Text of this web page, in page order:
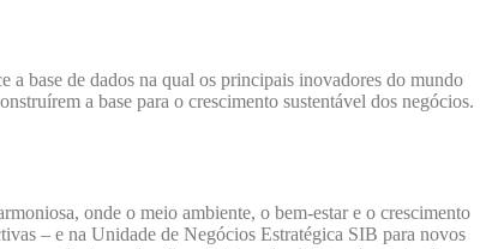
base de dados na qual os principais inovadores do mundo
a base para o crescimento sustentável dos negócios.
onde o meio ambiente, o bem-estar e o crescimento
– e na Unidade de Negócios Estratégica SIB para novos